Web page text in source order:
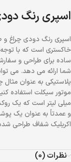
اسپری رنگ
اسپری رنگ دودی چراغ و
خاکستری است که با
ساده برای طراحی و
شما ارائه می دهد. می
پلاستیکی به عنوان
میلی‌ لیتر است که یک
و عمدتاً به عنوان یک
اکریلیک شفاف طراحی
نظرات (0)